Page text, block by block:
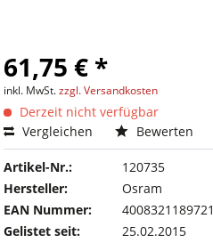
61,75 € *
inkl. MwSt.zzgl. Versandkosten
Derzeit nicht verfügbar
Vergleichen
Bewerten
Artikel-Nr.:
120735
Hersteller:
Osram
EAN Nummer:
4008321189721
Gelistet seit:
25.02.2015